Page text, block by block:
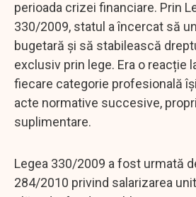
perioada crizei financiare. Prin
330/2009, statul a încercat să
bugetară și să stabilească
exclusiv prin lege. Era o reacție
fiecare categorie profesională
acte normative succesive,
suplimentare.
Legea 330/2009 a fost urmată
284/2010 privind salarizarea